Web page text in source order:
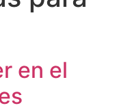
en el